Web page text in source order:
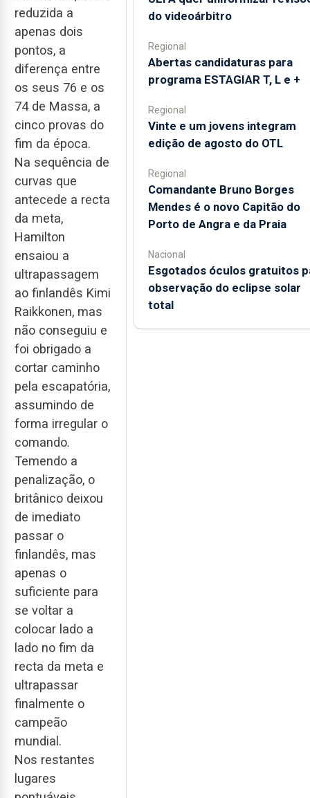
reduzida a
apenas dois
pontos, a
diferença entre
os seus 76 e os
74 de Massa, a
cinco provas do
fim da época.
Na sequência de
curvas que
antecede a recta
da meta,
Hamilton
ensaiou a
ultrapassagem
ao finlandês Kimi
Raikkonen, mas
não conseguiu e
foi obrigado a
cortar caminho
pela escapatória,
assumindo de
forma irregular o
comando.
Temendo a
penalização, o
britânico deixou
de imediato
passar o
finlandês, mas
apenas o
suficiente para
se voltar a
colocar lado a
lado no fim da
recta da meta e
ultrapassar
finalmente o
campeão
mundial.
Nos restantes
lugares
do videoárbitro
Regional
Abertas candidaturas para
programa ESTAGIAR T, L e +
Regional
Vinte e um jovens integram
edição de agosto do OTL
Regional
Comandante Bruno Borges
Mendes é o novo Capitão do
Porto de Angra e da Praia
Nacional
Esgotados óculos gratuitos
observação do eclipse solar
total